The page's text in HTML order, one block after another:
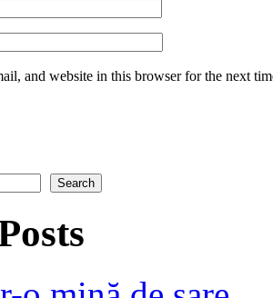
and website in this browser for the next
Search